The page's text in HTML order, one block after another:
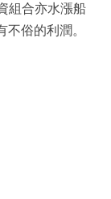
組合亦水漲船
俗的利潤。